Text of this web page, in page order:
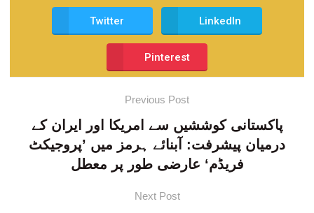
Twitter LinkedIn
Pinterest
Previous Post
پاکستانی کوششیں سے امریکا اور ایران کے
درمیان پیشرفت: آبنائے ہرمز میں ’پروجیکٹ
فریڈم‘ عارضی طور پر معطل
Next Post